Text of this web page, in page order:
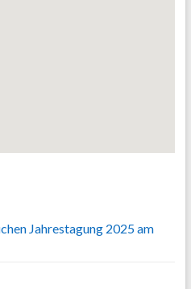
Jahrestagung 2025 am